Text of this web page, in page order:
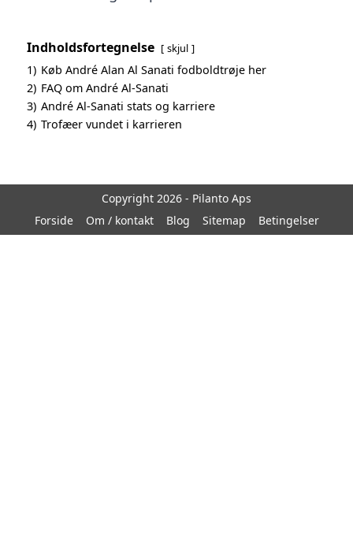
Indholdsfortegnelse skjul
1) Køb André Alan Al Sanati fodboldtrøje her
2) FAQ om André Al-Sanati
3) André Al-Sanati stats og karriere
4) Trofæer vundet i karrieren
Copyright 2026 - Pilanto Aps
Forside
Om / kontakt Blog Sitemap Betingelser